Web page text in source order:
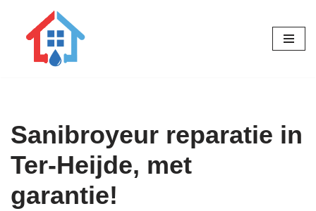
Sanibroyeur reparatie in
Ter-Heijde, met
garantie!